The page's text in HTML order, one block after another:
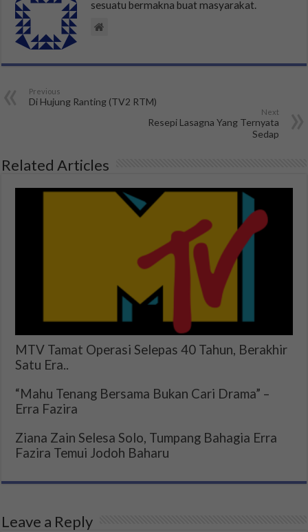
sesuatu bermakna buat masyarakat.
Previous
Di Hujung Ranting (TV2 RTM)
Next
Resepi Lasagna Yang Ternyata
Sedap
Related Articles
MTV Tamat Operasi Selepas 40 Tahun, Berakhir
Satu Era..
“Mahu Tenang Bersama Bukan Cari Drama” –
Erra Fazira
Ziana Zain Selesa Solo, Tumpang Bahagia Erra
Fazira Temui Jodoh Baharu
Leave a Reply